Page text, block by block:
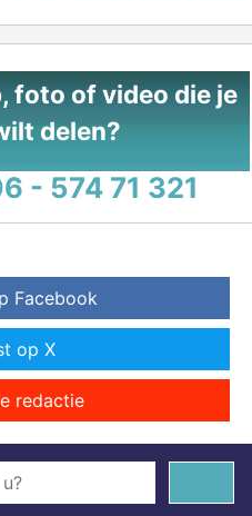
foto of video die je
delen?
- 574 71 321
Facebook
op X
redactie